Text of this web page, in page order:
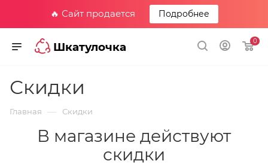
🔥 Сайт продается Подробнее
Шкатулочка 0
Скидки
Главная — Скидки
В магазине действуют
скидки